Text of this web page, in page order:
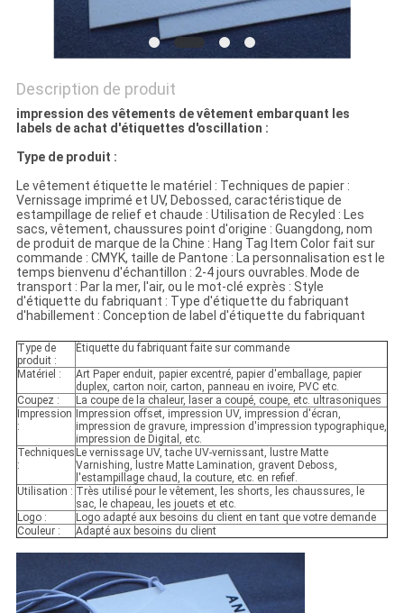
Description de produit
impression des vêtements de vêtement embarquant les
labels de achat d'étiquettes d'oscillation :
Type de produit :
Le vêtement étiquette le matériel : Techniques de papier :
Vernissage imprimé et UV, Debossed, caractéristique de
estampillage de relief et chaude : Utilisation de Recyled : Les
sacs, vêtement, chaussures point d'origine : Guangdong, nom
de produit de marque de la Chine : Hang Tag Item Color fait sur
commande : CMYK, taille de Pantone : La personnalisation est le
temps bienvenu d'échantillon : 2-4 jours ouvrables. Mode de
transport : Par la mer, l'air, ou le mot-clé exprès : Style
d'étiquette du fabriquant : Type d'étiquette du fabriquant
d'habillement : Conception de label d'étiquette du fabriquant
Type de
produit :
Étiquette du fabriquant faite sur commande
Matériel :
Art Paper enduit, papier excentré, papier d'emballage, papier
duplex, carton noir, carton, panneau en ivoire, PVC etc.
Coupez :
La coupe de la chaleur, laser a coupé, coupe, etc. ultrasoniques
Impression
:
Impression offset, impression UV, impression d'écran,
impression de gravure, impression d'impression typographique,
impression de Digital, etc.
Techniques
:
Le vernissage UV, tache UV-vernissant, lustre Matte
Varnishing, lustre Matte Lamination, gravent Deboss,
l'estampillage chaud, la couture, etc. en refief.
Utilisation : Très utilisé pour le vêtement, les shorts, les chaussures, le
sac, le chapeau, les jouets et etc.
Logo :
Logo adapté aux besoins du client en tant que votre demande
Couleur :
Adapté aux besoins du client